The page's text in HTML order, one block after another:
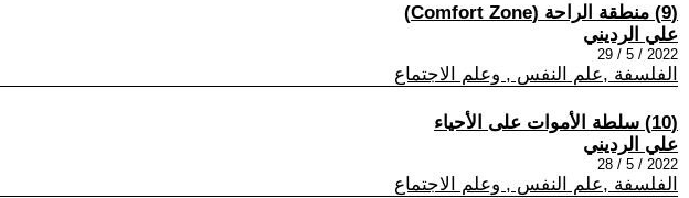
(9) منطقة الراحة (Comfort Zone)
علي الرديني
2022 / 5 / 29
الفلسفة ,علم النفس , وعلم الاجتماع
(10) سلطة الأموات على الأحياء
علي الرديني
2022 / 5 / 28
الفلسفة ,علم النفس , وعلم الاجتماع